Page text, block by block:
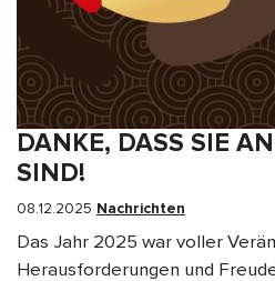
DANKE, DASS SIE
SIND!
08.12.2025 Nachrichten
Das Jahr 2025 war voller
Herausforderungen und